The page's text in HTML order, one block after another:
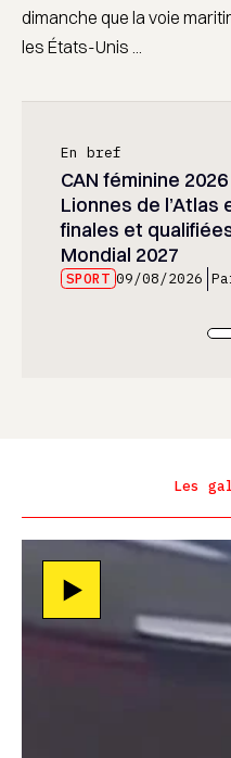
dimanche que la voie
les États-Unis ...
En bref
CAN féminine
Lionnes de l’Atlas
finales et
Mondial 2027
SPORT 09/08/2026
Les